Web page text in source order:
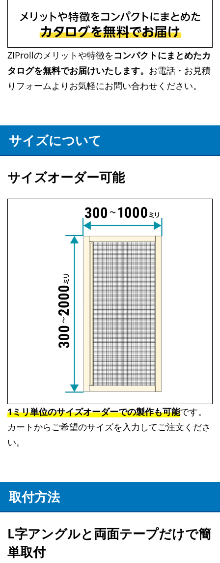
ZIProllのメリットや特徴をコンパクトにまとめたカ
タログを無料でお届けいたします。 お電話・お見積
りフォームよりお気軽にお問い合わせください。
サイズについて
サイズオーダー可能
1ミリ単位のサイズオーダーでの製作も可能です。
カートからご希望のサイズを入力してご注文くださ
い。
取付方法
L字アングルと両面テープだけで簡
単取付